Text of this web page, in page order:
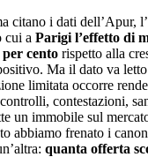
citano i dati dell’Apur,
cui a Parigi l’effetto di
cento rispetto alla
Ma il dato va
limitata occorre
contestazioni,
un immobile sul
abbiamo frenato i
quanta offerta